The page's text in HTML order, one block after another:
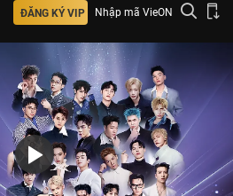
ĐĂNG KÝ VIP Nhập mã VieON